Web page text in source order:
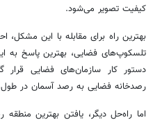
کیفیت تصویر می‌شود.
بهترین راه برای مقابله با این
تلسکوپ‌های فضایی، بهترین پاسخ به
دستور کار سازمان‌های فضایی
رصدخانه فضایی به رصد آسمان در
اما راه‌حل دیگر، یافتن بهترین